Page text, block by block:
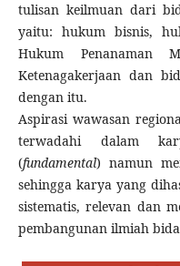
tulisan keilmuan dari
yaitu: hukum bisnis,
Hukum Penanaman
Ketenagakerjaan dan
dengan itu.
Aspirasi wawasan
terwadahi dalam
(fundamental) namun
sehingga karya yang
sistematis, relevan dan
pembangunan ilmiah